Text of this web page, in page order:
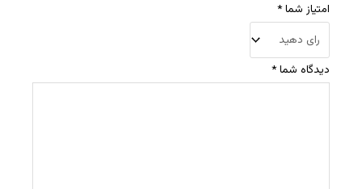
امتیاز شما*
دیدگاه شما*